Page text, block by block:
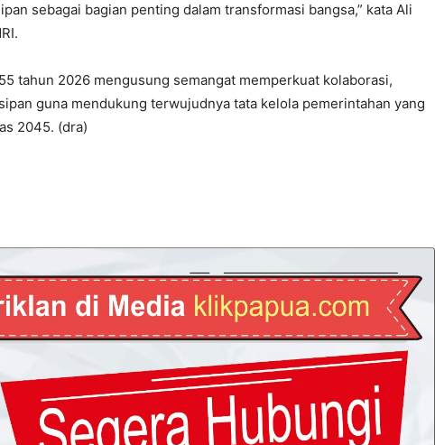
sebagai bagian penting dalam transformasi bangsa,” kata Ali
tahun 2026 mengusung semangat memperkuat kolaborasi,
guna mendukung terwujudnya tata kelola pemerintahan yang
2045. (dra)